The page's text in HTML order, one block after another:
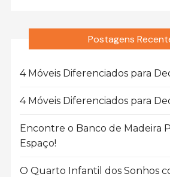
Postagens
4 Móveis Diferenciados para
4 Móveis Diferenciados para
Encontre o Banco de Madeira
Espaço!
O Quarto Infantil dos Sonhos